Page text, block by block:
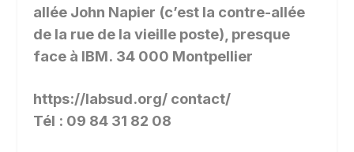
allée John Napier (c’est la contre-allée
de la rue de la vieille poste), presque
face à IBM. 34 000 Montpellier
https://labsud.org/ contact/
Tél : 09 84 31 82 08